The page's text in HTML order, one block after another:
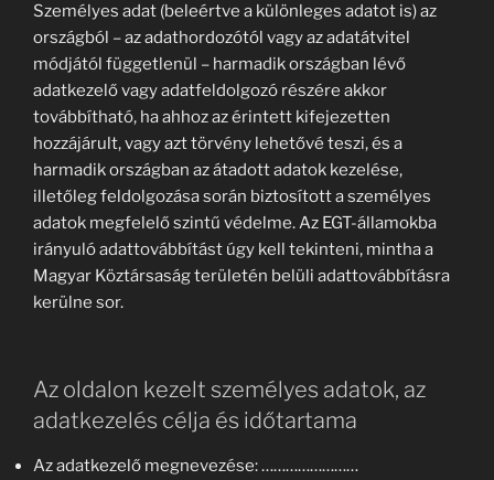
Személyes adat (beleértve a különleges adatot is) az
országból – az adathordozótól vagy az adatátvitel
módjától függetlenül – harmadik országban lévő
adatkezelő vagy adatfeldolgozó részére akkor
továbbítható, ha ahhoz az érintett kifejezetten
hozzájárult, vagy azt törvény lehetővé teszi, és a
harmadik országban az átadott adatok kezelése,
illetőleg feldolgozása során biztosított a személyes
adatok megfelelő szintű védelme. Az EGT-államokba
irányuló adattovábbítást úgy kell tekinteni, mintha a
Magyar Köztársaság területén belüli adattovábbításra
kerülne sor.
Az oldalon kezelt személyes adatok, az
adatkezelés célja és időtartama
Az adatkezelő megnevezése: ……………………